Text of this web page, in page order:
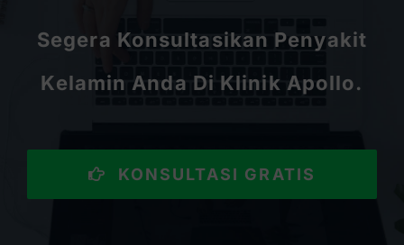
Segera Konsultasikan Penyakit
Kelamin Anda Di Klinik Apollo.
KONSULTASI GRATIS